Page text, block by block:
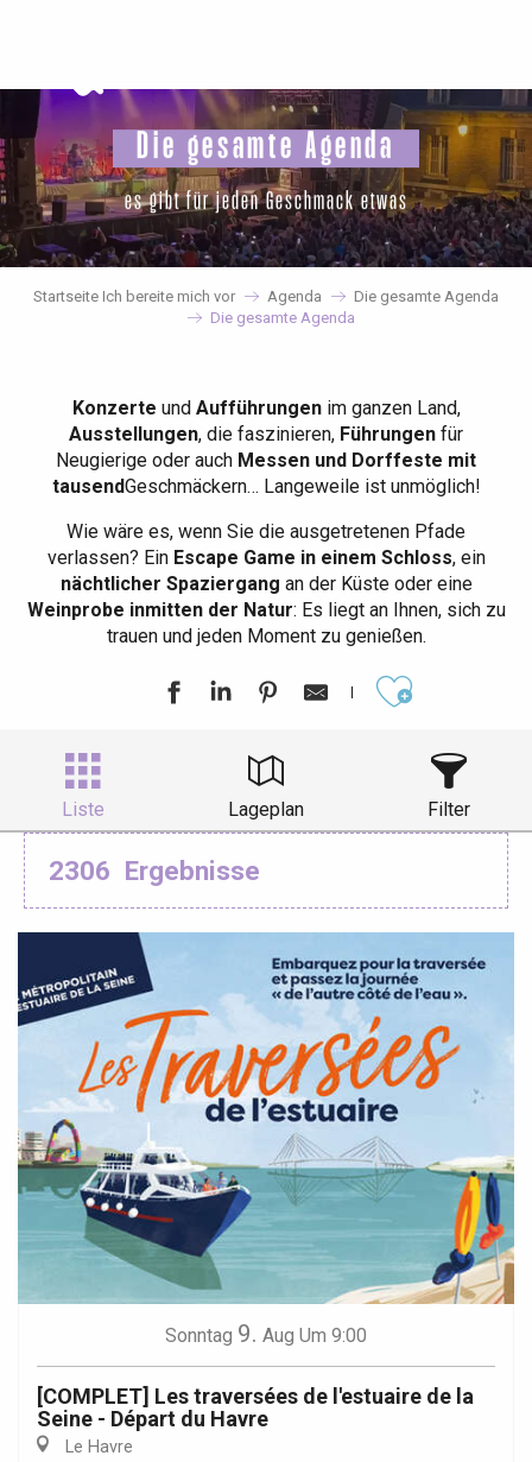
principal
Die gesamte Agenda
es gibt für jeden Geschmack etwas
Startseite Ich bereite mich vor Agenda
Die gesamte Agenda
Die gesamte Agenda
Konzerte und Aufführungenim ganzen Land,
Ausstellungen, die faszinieren, Führungen für
Neugierige oder auch Messen und Dorffeste mit
tausendGeschmäckern… Langeweile ist unmöglich!
Wie wäre es, wenn Sie die ausgetretenen Pfade
verlassen? EinEscape Game in einem Schloss, ein
nächtlicher Spaziergang an der Küste oder eine
Weinprobe inmitten der Natur: Es liegt an Ihnen, sich zu
trauen und jeden Moment zu genießen.
Liste Lageplan Filter
2306 Ergebnisse
Sonntag 9. Aug Um 9:00
[COMPLET] Les traversées de l'estuaire de la
Seine - Départ du Havre
Le Havre